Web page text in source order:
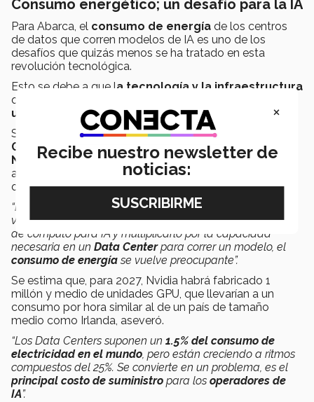
Consumo energético; un desafío para la IA
Para Abarca, el consumo de energía de los centros
de datos que corren modelos de IA es uno de los
desafíos que quizás menos se ha tratado en esta
revolución tecnológica.
Esto se debe a que la tecnología y la infraestructura
que se utiliza actualmente,
usarla en modelos de IA, señaló el directivo.
Se trata de unidades de procesamiento de gráficos o
GPU
, como laGDX-A100, diseñada por la empresa
Nvidiapara consolas de videojuegos, pero con una
arquitectura apta para elcálculo vectorial
que demanda un modelo de IA.
“El consumo energético no es crítico en una consola de
videojuegos, pero alacumular muchas GPUen equipos
de cómputo para IA y multiplicarlo por la capacidad
necesaria en un Data Centerpara correr un modelo, el
consumo de energíase vuelve preocupante”.
Se estima que, para 2027, Nvidia habrá fabricado 1
millón y medio de unidades GPU, que llevarían a un
consumo por hora similar al de un país de tamaño
medio como Irlanda, aseveró.
“Los Data Centers suponen un 1.5% del consumo de
electricidad en el mundo, pero están creciendo a ritmos
compuestos del 25%. Se convierte en un problema, es el
principal costo de suministro para los operadores de
IA”.
×
Recibe nuestro newsletter de
noticias: